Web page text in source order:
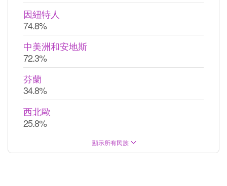
因紐特人
74.8%
中美洲和安地斯
72.3%
芬蘭
34.8%
西北歐
25.8%
顯示所有民族